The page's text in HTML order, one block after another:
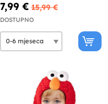
7,99 € 15,99 €
DOSTUPNO